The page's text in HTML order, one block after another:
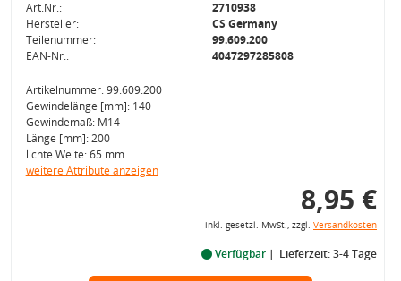
Art.Nr.:
2710938
Hersteller:
CS Germany
Teilenummer:
99.609.200
EAN-Nr.:
4047297285808
Artikelnummer: 99.609.200
Gewindelänge [mm]: 140
Gewindemaß: M14
Länge [mm]: 200
lichte Weite: 65 mm
weitere Attribute anzeigen
8,95 €
inkl. gesetzl. MwSt., zzgl. Versandkosten
Verfügbar Lieferzeit: 3-4 Tage